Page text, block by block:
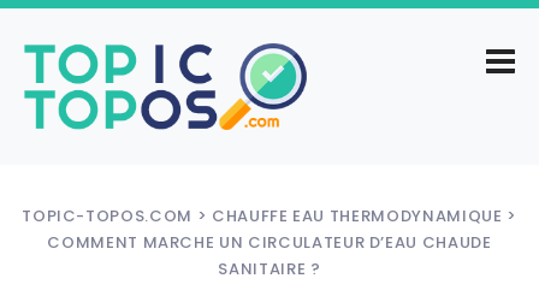
TOPIC-TOPOS.COM > CHAUFFE EAU THERMODYNAMIQUE >
COMMENT MARCHE UN CIRCULATEUR D’EAU CHAUDE
SANITAIRE ?